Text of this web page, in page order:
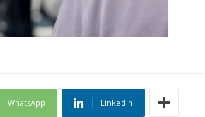
WhatsApp Linkedin